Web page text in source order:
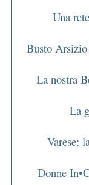
Una
Busto
La nostra
La
Varese:
Donne